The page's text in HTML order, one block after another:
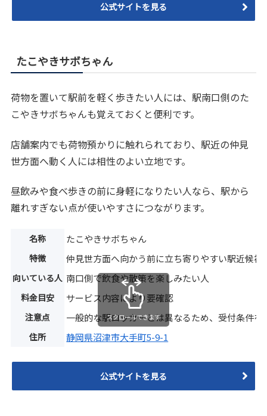
公式サイトを見る
たこやきサボちゃん
荷物を置いて駅前を軽く歩きたい人には、駅南口側のた
こやきサボちゃんも覚えておくと便利です。
店舗案内でも荷物預かりに触れられており、駅近の仲見
世方面へ動く人には相性のよい立地です。
昼飲みや食べ歩きの前に身軽になりたい人なら、駅から
離れすぎない点が使いやすさにつながります。
名称 たこやきサボちゃん
特徴 仲見世方面へ向かう前に立ち寄りやすい駅近候補
向いている人 南口側で飲食や散策を楽しみたい人
料金目安 サービス内容により要確認
注意点 一般的な駅ロッカーとは異なるため、受付条件を
住所 静岡県沼津市大手町5-9-1
スクロールできます
公式サイトを見る